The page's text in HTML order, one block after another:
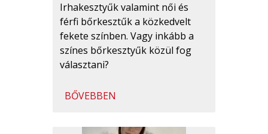
Irhakesztyűk valamint női és
férfi bőrkesztűk a közkedvelt
fekete színben. Vagy inkább a
színes bőrkesztyűk közül fog
választani?
BŐVEBBEN